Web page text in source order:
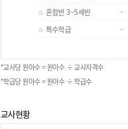
혼합반 3~5세반
-
특수학급
-
*교사당 원아수 = 원아수 ÷ 교사자격수
*학급당 원아수 = 원아수 ÷ 학급수
교사현황